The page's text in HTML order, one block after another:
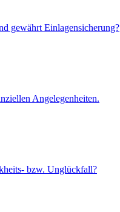
gewährt Einlagensicherung?
Angelegenheiten.
bzw. Unglückfall?